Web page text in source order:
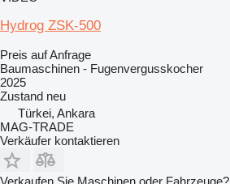
Hydrog ZSK-500
Preis auf Anfrage
Baumaschinen - Fugenvergusskocher
2025
Zustand neu
Türkei, Ankara
MAG-TRADE
Verkäufer kontaktieren
Verkaufen Sie Maschinen oder Fahrzeuge?